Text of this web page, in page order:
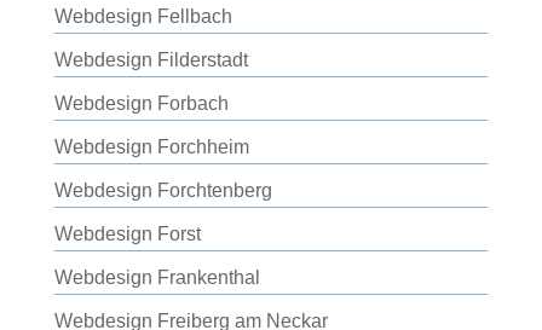
Webdesign Fellbach
Webdesign Filderstadt
Webdesign Forbach
Webdesign Forchheim
Webdesign Forchtenberg
Webdesign Forst
Webdesign Frankenthal
Webdesign Freiberg am Neckar